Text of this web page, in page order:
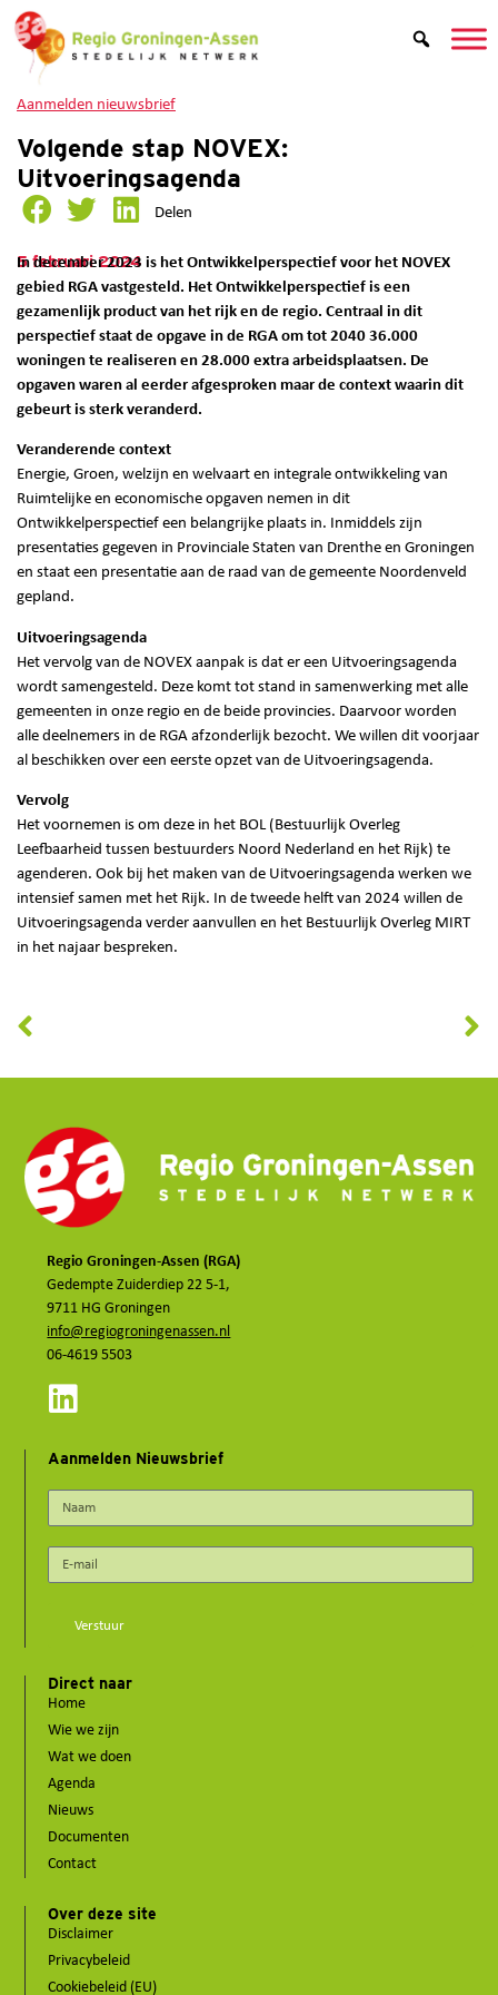
Aanmelden nieuwsbrief
Volgende stap NOVEX:
Uitvoeringsagenda
Delen
5 februari 2024
In december 2023 is het Ontwikkelperspectief voor het NOVEX
gebied RGA vastgesteld. Het Ontwikkelperspectief is een
gezamenlijk product van het rijk en de regio. Centraal in dit
perspectief staat de opgave in de RGA om tot 2040 36.000
woningen te realiseren en 28.000 extra arbeidsplaatsen. De
opgaven waren al eerder afgesproken maar de context waarin dit
gebeurt is sterk veranderd.
Veranderende context
Energie, Groen, welzijn en welvaart en integrale ontwikkeling van
Ruimtelijke en economische opgaven nemen in dit
Ontwikkelperspectief een belangrijke plaats in. Inmiddels zijn
presentaties gegeven in Provinciale Staten van Drenthe en Groningen
en staat een presentatie aan de raad van de gemeente Noordenveld
gepland.
Uitvoeringsagenda
Het vervolg van de NOVEX aanpak is dat er een Uitvoeringsagenda
wordt samengesteld. Deze komt tot stand in samenwerking met alle
gemeenten in onze regio en de beide provincies. Daarvoor worden
alle deelnemers in de RGA afzonderlijk bezocht. We willen dit voorjaar
al beschikken over een eerste opzet van de Uitvoeringsagenda.
Vervolg
Het voornemen is om deze in het BOL (Bestuurlijk Overleg
Leefbaarheid tussen bestuurders Noord Nederland en het Rijk) te
agenderen. Ook bij het maken van de Uitvoeringsagenda werken we
intensief samen met het Rijk. In de tweede helft van 2024 willen de
Uitvoeringsagenda verder aanvullen en het Bestuurlijk Overleg MIRT
in het najaar bespreken.
Regio Groningen-Assen (RGA)
Gedempte Zuiderdiep 22 5-1,
9711 HG Groningen
info@regiogroningenassen.nl
06-4619 5503
Aanmelden Nieuwsbrief
Verstuur
Direct naar
Home
Wie we zijn
Wat we doen
Agenda
Nieuws
Documenten
Contact
Over deze site
Disclaimer
Privacybeleid
Cookiebeleid (EU)